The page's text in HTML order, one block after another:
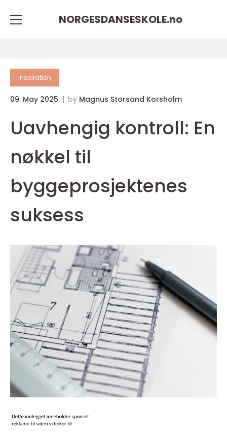
NORGESDANSESKOLE.no
inspiration
09. May 2025 by Magnus Storsand Korsholm
Uavhengig kontroll: En
nøkkel til
byggeprosjektenes
suksess